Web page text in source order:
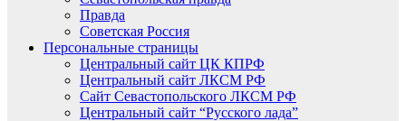
Правда
Советская Россия
Персональные страницы
Центральный сайт ЦК КПРФ
Центральный сайт ЛКСМ РФ
Сайт Севастопольского ЛКСМ РФ
Центральный сайт “Русского лада”